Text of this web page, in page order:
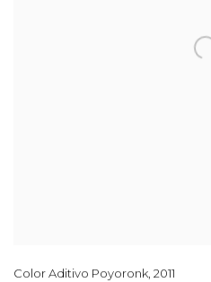
Color Aditivo Poyoronk, 2011